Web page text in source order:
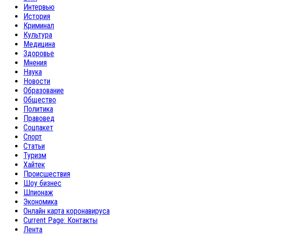
Интервью
История
Криминал
Культура
Медицина
Здоровье
Мнения
Наука
Новости
Образование
Общество
Политика
Правовед
Соцпакет
Спорт
Статьи
Туризм
Хайтек
Происшествия
Шоу бизнес
Шпионаж
Экономика
Онлайн карта коронавируса
Current Page: Контакты
Лента